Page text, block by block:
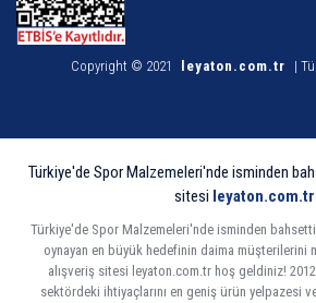
Copyright © 2021 leyaton.com.tr |
Türkiye'de Spor Malzemeleri'nde isminden
sitesi leyaton.com.tr
Türkiye'de Spor Malzemeleri'nde isminden
oynayan en büyük hedefinin daima müşterilerini
alışveriş sitesi leyaton.com.tr hoş geldiniz! 2012
sektördeki ihtiyaçlarını en geniş ürün yelpazesi